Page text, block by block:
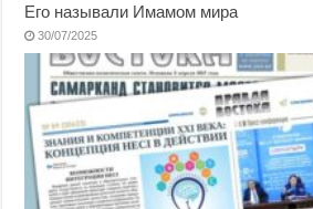
Его называли Имамом мира
30/07/2025